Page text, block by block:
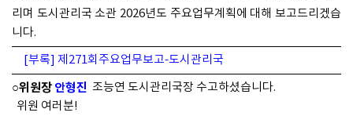
리며 도시관리국 소관 2026년도 주요업무계획에 대해 보고드리겠습
니다.
[부록] 제271회주요업무보고-도시관리국
○위원장 안형진 조능연 도시관리국장 수고하셨습니다.
위원 여러분!